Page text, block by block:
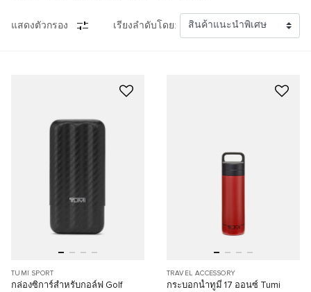
แสดงตัวกรอง เรียงลำดับโดย:
TUMI SPORT
กล่องซิการ์สำหรับกอล์ฟ Golf
TRAVEL ACCESSORY
กระบอกน้ำทูมี่ 17 ออนซ์ Tumi